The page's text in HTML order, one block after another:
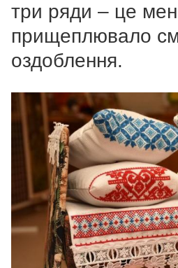
три ряди – це
прищеплювало
оздоблення.